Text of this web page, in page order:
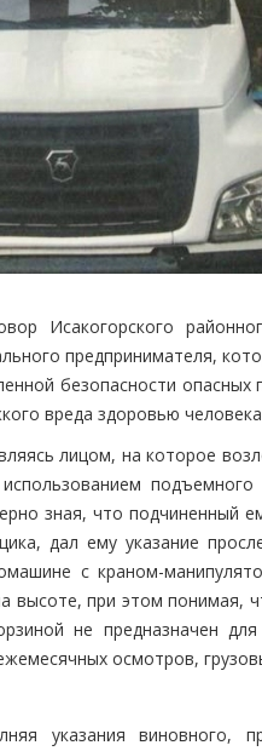
Исакогорского
предпринимателя,
безопасности
вреда здоровью
лицом, на которое
зная, что подчиненный
дал ему указание
с краном-
высоте, при этом понимая,
не предназначен
осмотров,
указания виновного,